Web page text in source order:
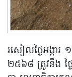
រសៀលថ្ងៃអង្គា
២៥៦៨ ត្រូវនឹង ថ្